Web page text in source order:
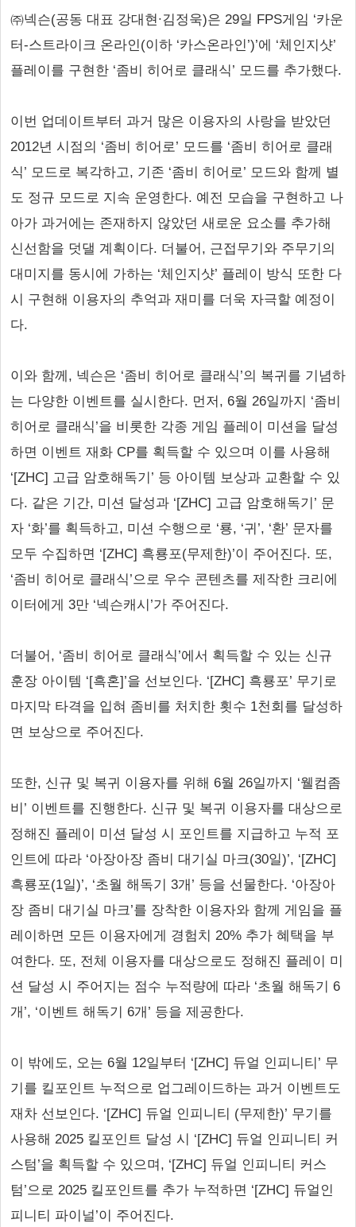
㈜넥슨(공동 대표 강대현∙김정욱)은 29일 FPS게임 ‘카운
터-스트라이크 온라인(이하 ‘카스온라인’)’에 ‘체인지샷’
플레이를 구현한 ‘좀비 히어로 클래식’ 모드를 추가했다.
이번 업데이트부터 과거 많은 이용자의 사랑을 받았던
2012년 시점의 ‘좀비 히어로’ 모드를 ‘좀비 히어로 클래
식’ 모드로 복각하고, 기존 ‘좀비 히어로’ 모드와 함께 별
도 정규 모드로 지속 운영한다. 예전 모습을 구현하고 나
아가 과거에는 존재하지 않았던 새로운 요소를 추가해
신선함을 덧댈 계획이다. 더불어, 근접무기와 주무기의
대미지를 동시에 가하는 ‘체인지샷’ 플레이 방식 또한 다
시 구현해 이용자의 추억과 재미를 더욱 자극할 예정이
다.
이와 함께, 넥슨은 ‘좀비 히어로 클래식’의 복귀를 기념하
는 다양한 이벤트를 실시한다. 먼저, 6월 26일까지 ‘좀비
히어로 클래식’을 비롯한 각종 게임 플레이 미션을 달성
하면 이벤트 재화 CP를 획득할 수 있으며 이를 사용해
‘[ZHC] 고급 암호해독기’ 등 아이템 보상과 교환할 수 있
다. 같은 기간, 미션 달성과 ‘[ZHC] 고급 암호해독기’ 문
자 ‘화’를 획득하고, 미션 수행으로 ‘룡, ‘귀’, ‘환’ 문자를
모두 수집하면 ‘[ZHC] 흑룡포(무제한)’이 주어진다. 또,
‘좀비 히어로 클래식’으로 우수 콘텐츠를 제작한 크리에
이터에게 3만 ‘넥슨캐시’가 주어진다.
더불어, ‘좀비 히어로 클래식’에서 획득할 수 있는 신규
훈장 아이템 ‘[흑혼]’을 선보인다. ‘[ZHC] 흑룡포’ 무기로
마지막 타격을 입혀 좀비를 처치한 횟수 1천회를 달성하
면 보상으로 주어진다.
또한, 신규 및 복귀 이용자를 위해 6월 26일까지 ‘웰컴좀
비’ 이벤트를 진행한다. 신규 및 복귀 이용자를 대상으로
정해진 플레이 미션 달성 시 포인트를 지급하고 누적 포
인트에 따라 ‘아장아장 좀비 대기실 마크(30일)’, ‘[ZHC]
흑룡포(1일)’, ‘초월 해독기 3개’ 등을 선물한다. ‘아장아
장 좀비 대기실 마크’를 장착한 이용자와 함께 게임을 플
레이하면 모든 이용자에게 경험치 20% 추가 혜택을 부
여한다. 또, 전체 이용자를 대상으로도 정해진 플레이 미
션 달성 시 주어지는 점수 누적량에 따라 ‘초월 해독기 6
개’, ‘이벤트 해독기 6개’ 등을 제공한다.
이 밖에도, 오는 6월 12일부터 ‘[ZHC] 듀얼 인피니티’ 무
기를 킬포인트 누적으로 업그레이드하는 과거 이벤트도
재차 선보인다. ‘[ZHC] 듀얼 인피니티 (무제한)’ 무기를
사용해 2025 킬포인트 달성 시 ‘[ZHC] 듀얼 인피니티 커
스텀’을 획득할 수 있으며, ‘[ZHC] 듀얼 인피니티 커스
텀’으로 2025 킬포인트를 추가 누적하면 ‘[ZHC] 듀얼인
피니티 파이널’이 주어진다.